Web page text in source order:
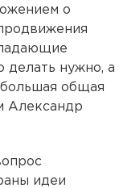
о
делать нужно, а
большая общая
Александр
идеи